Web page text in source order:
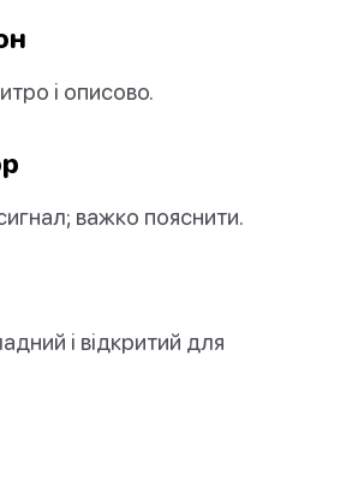
і описово.
важко пояснити.
і відкритий для